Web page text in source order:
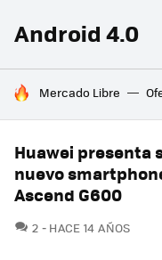
Android 4.0
HOY SE HABLA DE
Mercado Libre
Huawei presenta
nuevo
Ascend G600
2 COMENTARIOS
HACE 14 AÑOS